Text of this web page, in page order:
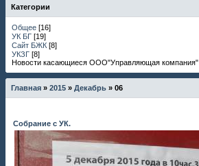
Категории
Общее [16]
УК БГ [19]
Сайт БЖК [8]
УКЗГ [8]
Новости касающиеся ООО"Управляющая компания"
Главная » 2015 » Декабрь » 06
Собрание с УК.